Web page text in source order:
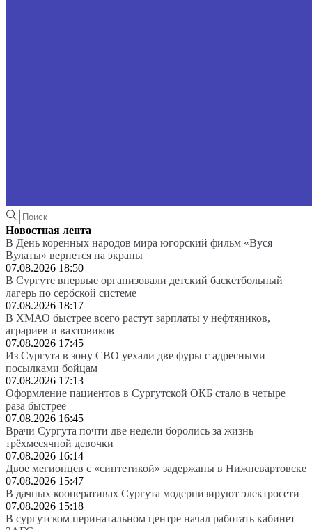
Новостная лента
В День коренных народов мира югорский фильм «Вуся
Вулаты» вернется на экраны
07.08.2026 18:50
В Сургуте впервые организовали детский баскетбольный
лагерь по сербской системе
07.08.2026 18:17
В ХМАО быстрее всего растут зарплаты у нефтяников,
аграриев и вахтовиков
07.08.2026 17:45
Из Сургута в зону СВО уехали две фуры с адресными
посылками бойцам
07.08.2026 17:13
Оформление пациентов в Сургутской ОКБ стало в четыре
раза быстрее
07.08.2026 16:45
Врачи Сургута почти две недели боролись за жизнь
трёхмесячной девочки
07.08.2026 16:14
Двое мегионцев с «синтетикой» задержаны в Нижневартовске
07.08.2026 15:47
В дачных кооперативах Сургута модернизируют электросети
07.08.2026 15:18
В сургутском перинатальном центре начал работать кабинет